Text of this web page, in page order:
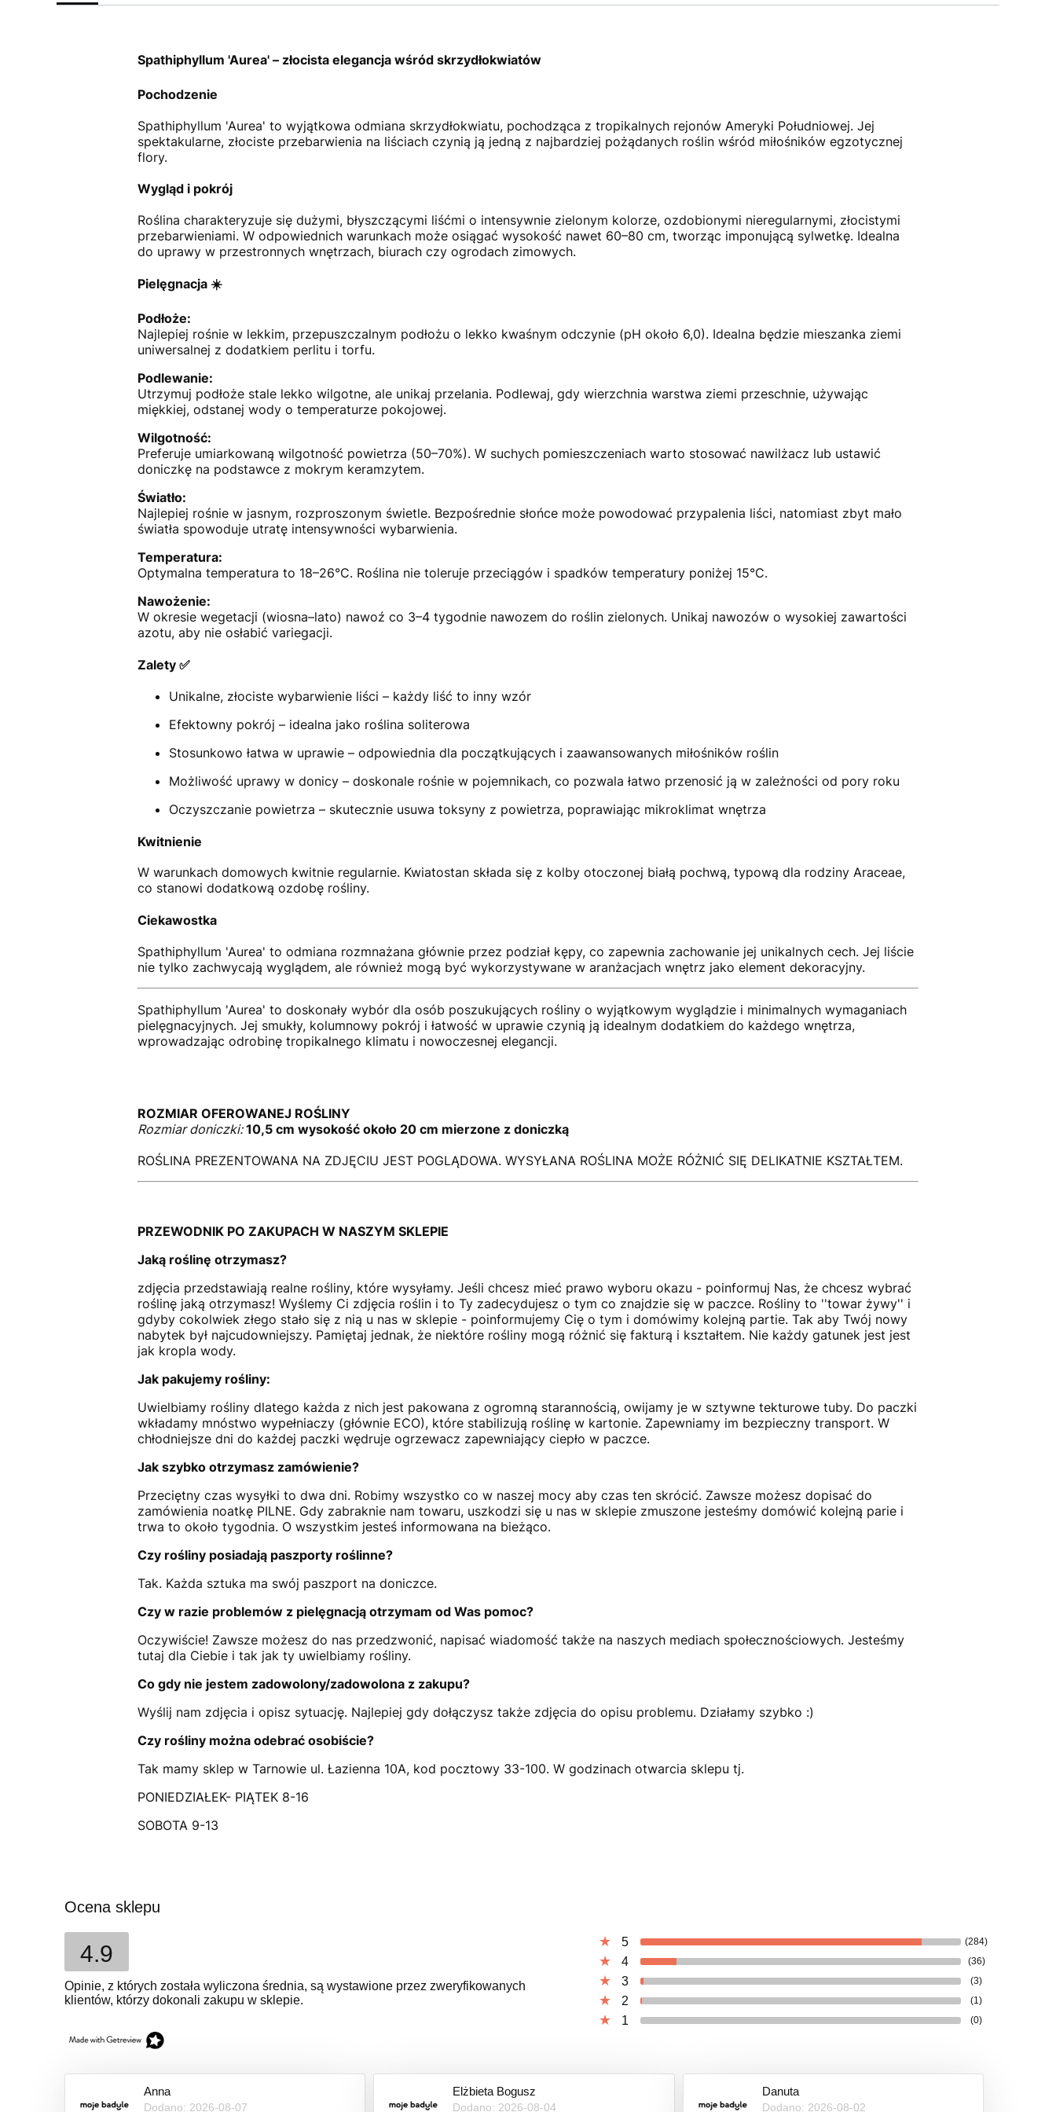
Spathiphyllum 'Aurea' – złocista elegancja wśród skrzydłokwiatów
Pochodzenie
Spathiphyllum 'Aurea' to wyjątkowa odmiana skrzydłokwiatu, pochodząca z tropikalnych rejonów Ameryki Południowej. Jej
spektakularne, złociste przebarwienia na liściach czynią ją jedną z najbardziej pożądanych roślin wśród miłośników egzotycznej
flory.
Wygląd i pokrój
Roślina charakteryzuje się dużymi, błyszczącymi liśćmi o intensywnie zielonym kolorze, ozdobionymi nieregularnymi, złocistymi
przebarwieniami. W odpowiednich warunkach może osiągać wysokość nawet 60–80 cm, tworząc imponującą sylwetkę. Idealna
do uprawy w przestronnych wnętrzach, biurach czy ogrodach zimowych.
Pielęgnacja ☀️
Podłoże:
Najlepiej rośnie w lekkim, przepuszczalnym podłożu o lekko kwaśnym odczynie (pH około 6,0). Idealna będzie mieszanka ziemi
uniwersalnej z dodatkiem perlitu i torfu.
Podlewanie:
Utrzymuj podłoże stale lekko wilgotne, ale unikaj przelania. Podlewaj, gdy wierzchnia warstwa ziemi przeschnie, używając
miękkiej, odstanej wody o temperaturze pokojowej.
Wilgotność:
Preferuje umiarkowaną wilgotność powietrza (50–70%). W suchych pomieszczeniach warto stosować nawilżacz lub ustawić
doniczkę na podstawce z mokrym keramzytem.
Światło:
Najlepiej rośnie w jasnym, rozproszonym świetle. Bezpośrednie słońce może powodować przypalenia liści, natomiast zbyt mało
światła spowoduje utratę intensywności wybarwienia.
Temperatura:
Optymalna temperatura to 18–26°C. Roślina nie toleruje przeciągów i spadków temperatury poniżej 15°C.
Nawożenie:
W okresie wegetacji (wiosna–lato) nawoź co 3–4 tygodnie nawozem do roślin zielonych. Unikaj nawozów o wysokiej zawartości
azotu, aby nie osłabić variegacji.
Zalety ✅
Unikalne, złociste wybarwienie liści – każdy liść to inny wzór
Efektowny pokrój – idealna jako roślina soliterowa
Stosunkowo łatwa w uprawie – odpowiednia dla początkujących i zaawansowanych miłośników roślin
Możliwość uprawy w donicy – doskonale rośnie w pojemnikach, co pozwala łatwo przenosić ją w zależności od pory roku
Oczyszczanie powietrza – skutecznie usuwa toksyny z powietrza, poprawiając mikroklimat wnętrza
Kwitnienie
W warunkach domowych kwitnie regularnie. Kwiatostan składa się z kolby otoczonej białą pochwą, typową dla rodziny Araceae,
co stanowi dodatkową ozdobę rośliny.
Ciekawostka
Spathiphyllum 'Aurea' to odmiana rozmnażana głównie przez podział kępy, co zapewnia zachowanie jej unikalnych cech. Jej liście
nie tylko zachwycają wyglądem, ale również mogą być wykorzystywane w aranżacjach wnętrz jako element dekoracyjny.
Spathiphyllum 'Aurea' to doskonały wybór dla osób poszukujących rośliny o wyjątkowym wyglądzie i minimalnych wymaganiach
pielęgnacyjnych. Jej smukły, kolumnowy pokrój i łatwość w uprawie czynią ją idealnym dodatkiem do każdego wnętrza,
wprowadzając odrobinę tropikalnego klimatu i nowoczesnej elegancji.
ROZMIAR OFEROWANEJ ROŚLINY
Rozmiar doniczki:10,5 cm wysokość około 20 cm mierzone z doniczką
ROŚLINA PREZENTOWANA NA ZDJĘCIU JEST POGLĄDOWA. WYSYŁANA ROŚLINA MOŻE RÓŻNIĆ SIĘ DELIKATNIE KSZTAŁTEM.
PRZEWODNIK PO ZAKUPACH W NASZYM SKLEPIE
Jaką roślinę otrzymasz?
zdjęcia przedstawiają realne rośliny, które wysyłamy. Jeśli chcesz mieć prawo wyboru okazu - poinformuj Nas, że chcesz wybrać
roślinę jaką otrzymasz! Wyślemy Ci zdjęcia roślin i to Ty zadecydujesz o tym co znajdzie się w paczce. Rośliny to ''towar żywy'' i
gdyby cokolwiek złego stało się z nią u nas w sklepie - poinformujemy Cię o tym i domówimy kolejną partie. Tak aby Twój nowy
nabytek był najcudowniejszy. Pamiętaj jednak, że niektóre rośliny mogą różnić się fakturą i kształtem. Nie każdy gatunek jest jest
jak kropla wody.
Jak pakujemy rośliny:
Uwielbiamy rośliny dlatego każda z nich jest pakowana z ogromną starannością, owijamy je w sztywne tekturowe tuby. Do paczki
wkładamy mnóstwo wypełniaczy (głównie ECO), które stabilizują roślinę w kartonie. Zapewniamy im bezpieczny transport. W
chłodniejsze dni do każdej paczki wędruje ogrzewacz zapewniający ciepło w paczce.
Jak szybko otrzymasz zamówienie?
Przeciętny czas wysyłki to dwa dni. Robimy wszystko co w naszej mocy aby czas ten skrócić. Zawsze możesz dopisać do
zamówienia noatkę PILNE. Gdy zabraknie nam towaru, uszkodzi się u nas w sklepie zmuszone jesteśmy domówić kolejną parie i
trwa to około tygodnia. O wszystkim jesteś informowana na bieżąco.
Czy rośliny posiadają paszporty roślinne?
Tak. Każda sztuka ma swój paszport na doniczce.
Czy w razie problemów z pielęgnacją otrzymam od Was pomoc?
Oczywiście! Zawsze możesz do nas przedzwonić, napisać wiadomość także na naszych mediach społecznościowych. Jesteśmy
tutaj dla Ciebie i tak jak ty uwielbiamy rośliny.
Co gdy nie jestem zadowolony/zadowolona z zakupu?
Wyślij nam zdjęcia i opisz sytuację. Najlepiej gdy dołączysz także zdjęcia do opisu problemu. Działamy szybko :)
Czy rośliny można odebrać osobiście?
Tak mamy sklep w Tarnowie ul. Łazienna 10A, kod pocztowy 33-100. W godzinach otwarcia sklepu tj.
PONIEDZIAŁEK- PIĄTEK 8-16
SOBOTA 9-13
Ocena sklepu
4.9
Opinie, z których została wyliczona średnia, są wystawione przez zweryfikowanych
klientów, którzy dokonali zakupu w sklepie.
5 (284)
4 (36)
3 (3)
2 (1)
1 (0)
Anna
Dodano: 2026-08-07
Elżbieta Bogusz
Dodano: 2026-08-04
Danuta
Dodano: 2026-08-02